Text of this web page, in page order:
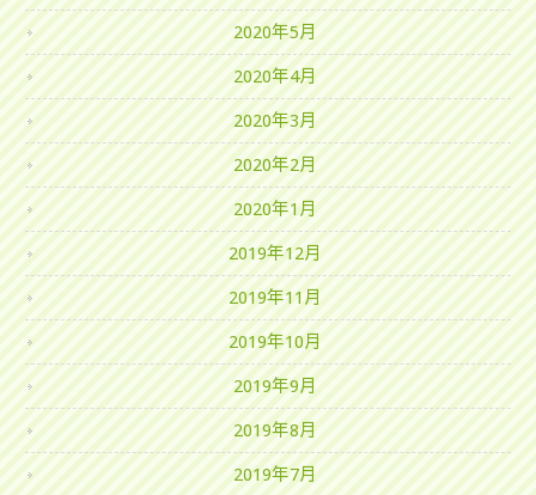
2020年5月
2020年4月
2020年3月
2020年2月
2020年1月
2019年12月
2019年11月
2019年10月
2019年9月
2019年8月
2019年7月